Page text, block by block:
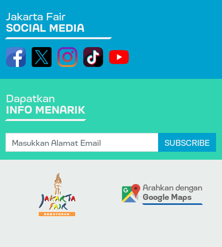
Jakarta Fair
SOCIAL MEDIA
Dapatkan
INFO MENARIK
SUBSCRIBE
Arahkan dengan
Google Maps